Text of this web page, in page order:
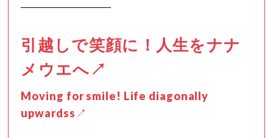
引越しで笑顔に！人生をナナ
メウエへ↗
Moving for smile! Life diagonally
upwardss↗